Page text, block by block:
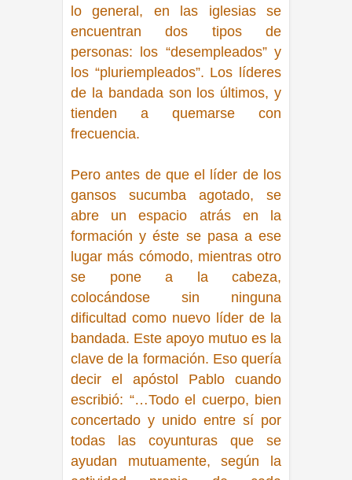
lo general, en las iglesias se
encuentran dos tipos de
personas: los “desempleados” y
los “pluriempleados”. Los líderes
de la bandada son los últimos, y
tienden a quemarse con
frecuencia.
Pero antes de que el líder de los
gansos sucumba agotado, se
abre un espacio atrás en la
formación y éste se pasa a ese
lugar más cómodo, mientras otro
se pone a la cabeza,
colocándose sin ninguna
dificultad como nuevo líder de la
bandada. Este apoyo mutuo es la
clave de la formación. Eso quería
decir el apóstol Pablo cuando
escribió: “…Todo el cuerpo, bien
concertado y unido entre sí por
todas las coyunturas que se
ayudan mutuamente, según la